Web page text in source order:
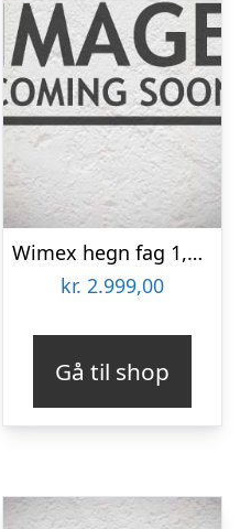
Wimex hegn fag 1,8×1,895m – 9969000035
kr. 2.999,00
Gå til shop